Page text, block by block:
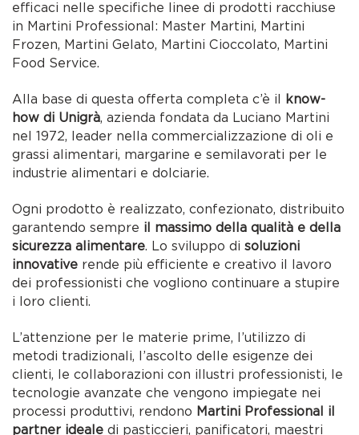
efficaci nelle specifiche linee di prodotti racchiuse
in Martini Professional: Master Martini, Martini
Frozen, Martini Gelato, Martini Cioccolato, Martini
Food Service.
Alla base di questa offerta completa c’è il know-
how di Unigrà, azienda fondata da Luciano Martini
nel 1972, leader nella commercializzazione di oli e
grassi alimentari, margarine e semilavorati per le
industrie alimentari e dolciarie.
Ogni prodotto è realizzato, confezionato, distribuito
garantendo sempre il massimo della qualità e della
sicurezza alimentare. Lo sviluppo disoluzioni
innovative rende più efficiente e creativo il lavoro
dei professionisti che vogliono continuare a stupire
i loro clienti.
L’attenzione per le materie prime, l’utilizzo di
metodi tradizionali, l’ascolto delle esigenze dei
clienti, le collaborazioni con illustri professionisti, le
tecnologie avanzate che vengono impiegate nei
processi produttivi, rendono Martini Professional il
partner ideale di pasticcieri, panificatori, maestri